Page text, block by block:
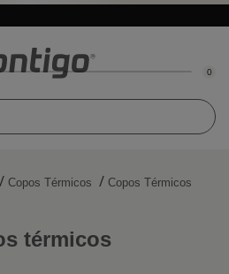
0
Copos Térmicos Copos Térmicos
térmicos